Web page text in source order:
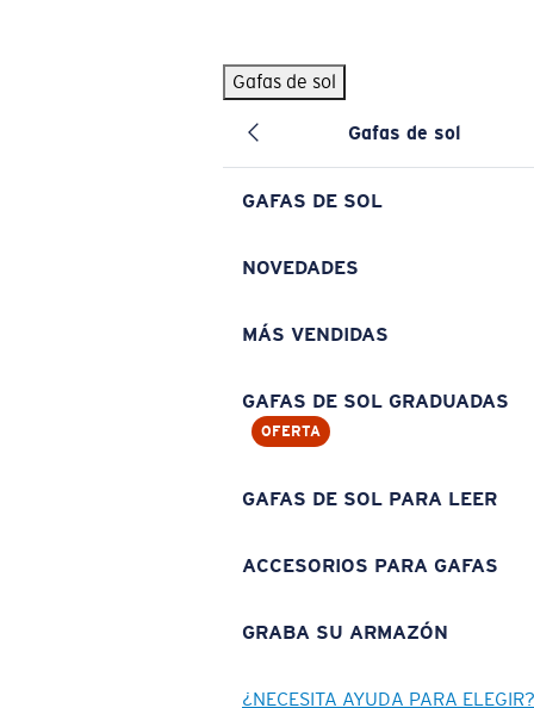
Gafas de sol
Gafas de sol
GAFAS DE SOL
NOVEDADES
MÁS VENDIDAS
GAFAS DE SOL GRADUADAS
OFERTA
GAFAS DE SOL PARA LEER
ACCESORIOS PARA GAFAS
GRABA SU ARMAZÓN
¿NECESITA AYUDA PARA ELEGIR?
BÚSQUEDAS POPULARES
Pilothouse PRO Limited Edition Pack Exclusivo
Gafas de sol personalizadas
Los más vendidos de gafas de sol